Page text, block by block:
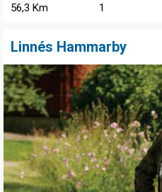
56,3 Km
1
Linnés Hammarby